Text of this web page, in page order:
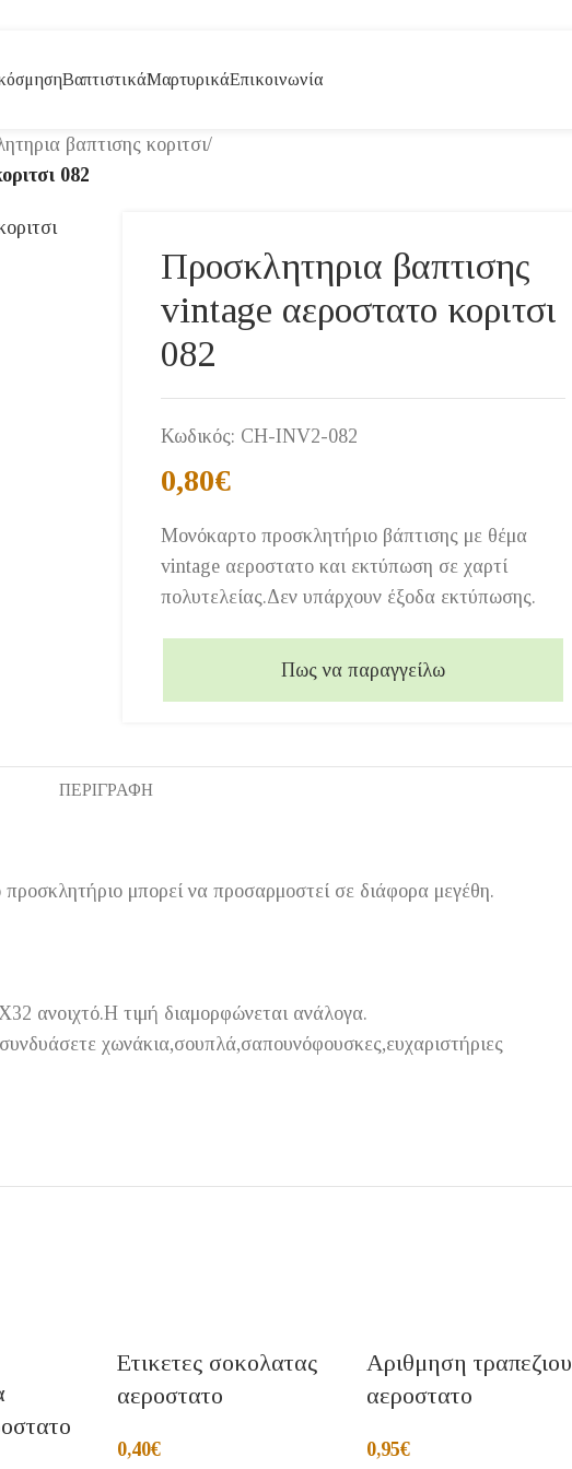
ΒαπτιστικάΜαρτυρικάΕπικοινωνία
βαπτισης κοριτσι/
082
Προσκλητηρια βαπτισης
vintage αεροστατο κοριτσι
082
Κωδικός: CH-INV2-082
0,80€
Μονόκαρτο προσκλητήριο βάπτισης με θέμα
vintage αεροστατο και εκτύπωση σε χαρτί
πολυτελείας.Δεν υπάρχουν έξοδα εκτύπωσης.
Πως να παραγγείλω
ΠΕΡΙΓΡΑΦΉ
μπορεί να προσαρμοστεί σε διάφορα μεγέθη.
ανοιχτό.Η τιμή διαμορφώνεται ανάλογα.
χωνάκια,σουπλά,σαπουνόφουσκες,ευχαριστήριες
Ετικετες σοκολατας
αεροστατο
0,40€
Αριθμηση τραπεζιου
αεροστατο
0,95€